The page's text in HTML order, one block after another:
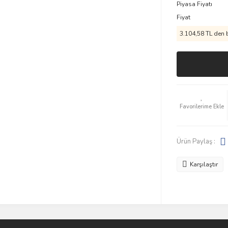
Piyasa Fiyatı
Fiyat
3.104,58 TL
Ürün Paylaş :
Karşılaştır